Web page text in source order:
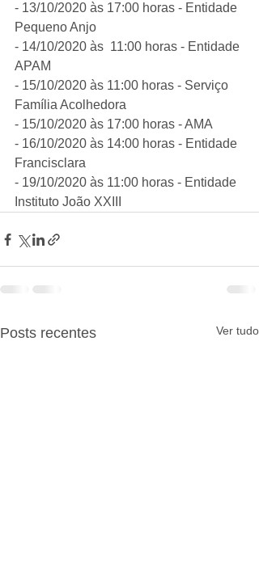
- 13/10/2020 às 17:00 horas - Entidade
Pequeno Anjo
- 14/10/2020 às  11:00 horas - Entidade
APAM
- 15/10/2020 às 11:00 horas - Serviço
Família Acolhedora
- 15/10/2020 às 17:00 horas - AMA
- 16/10/2020 às 14:00 horas - Entidade
Francisclara
- 19/10/2020 às 11:00 horas - Entidade
Instituto João XXIII
Posts recentes Ver tudo